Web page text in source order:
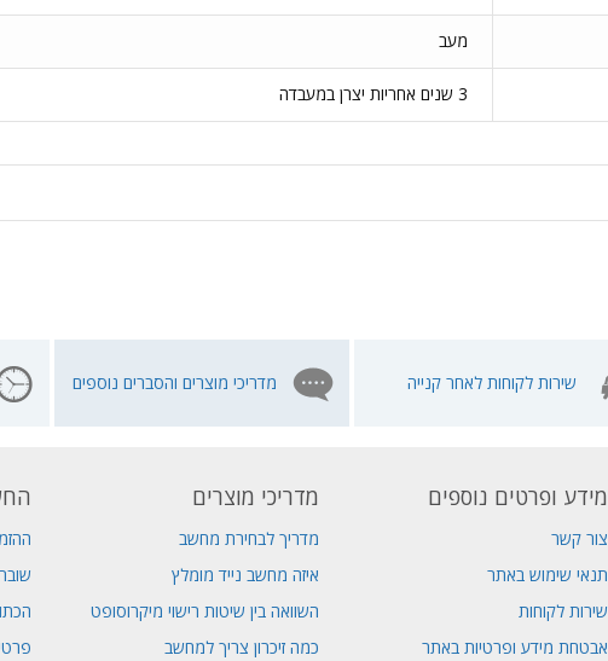
מעב
3 שנים אחריות יצרן במעבדה
שירות לקוחות לאחר קנייה מדריכי מוצרים והסברים נוספים
מידע ופרטים נוספים
צור קשר
תנאי שימוש באתר
שירות לקוחות
אבטחת מידע ופרטיות באתר
מדריכי מוצרים
מדריך לבחירת מחשב
איזה מחשב נייד מומלץ
השוואה בין שיטות רישוי מיקרוסופט
כמה זיכרון צריך למחשב